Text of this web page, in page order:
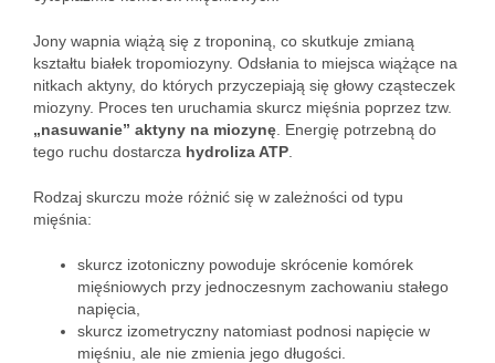
Jony wapnia wiążą się z troponiną, co skutkuje zmianą
kształtu białek tropomiozyny. Odsłania to miejsca wiążące na
nitkach aktyny, do których przyczepiają się głowy cząsteczek
miozyny. Proces ten uruchamia skurcz mięśnia poprzez tzw.
„nasuwanie” aktyny na miozynę . Energię potrzebną do
tego ruchu dostarcza hydroliza ATP
Rodzaj skurczu może różnić się w zależności od typu
mięśnia:
skurcz izotoniczny powoduje skrócenie komórek
mięśniowych przy jednoczesnym zachowaniu stałego
napięcia,
skurcz izometryczny natomiast podnosi napięcie w
mięśniu, ale nie zmienia jego długości.